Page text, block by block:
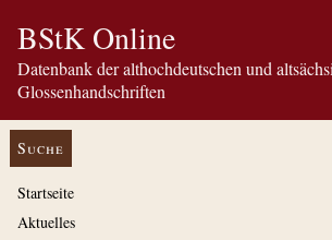
BStK Online
Datenbank der althochdeutschen und
Glossenhandschriften
Suche
Startseite
Aktuelles